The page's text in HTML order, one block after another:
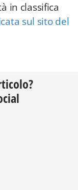
in classifica
sul sito del